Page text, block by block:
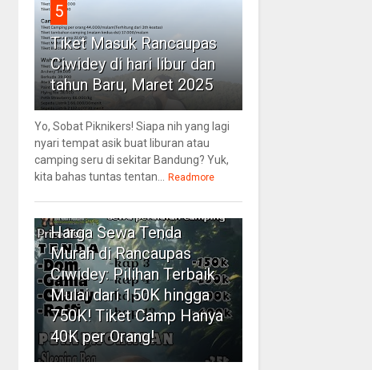
5
Tiket Masuk Rancaupas
Ciwidey di hari libur dan
tahun Baru, Maret 2025
Yo, Sobat Piknikers! Siapa nih yang lagi
nyari tempat asik buat liburan atau
camping seru di sekitar Bandung? Yuk,
kita bahas tuntas tentan...
Readmore
6
Harga Sewa Tenda
Murah di Rancaupas
Ciwidey: Pilihan Terbaik
Mulai dari 150K hingga
750K! Tiket Camp Hanya
40K per Orang!